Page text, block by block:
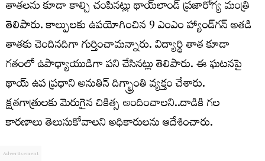
తాతలను కూడా కాల్చి చంపినట్లు థాయ్‌లాండ్ ప్రజారోగ్య మంత్రి
తెలిపారు. కాల్పులకు ఉపయోగించిన 9 ఎంఎం హ్యాండ్‌గన్ అతడి
తాతకు చెందినదిగా గుర్తించామన్నారు. విద్యార్థి తాత కూడా
గతంలో ఉపాధ్యాయుడిగా పని చేసినట్లు తెలిపారు. ఈ ఘటనపై
థాయ్ ఉప ప్రధాని అనుతిన్ దిగ్భ్రాంతి వ్యక్తం చేశారు.
క్షతగాత్రులకు మెరుగైన చికిత్స అందించాలని..దాడికి గల
కారణాలు తెలుసుకోవాలని అధికారులను ఆదేశించారు.